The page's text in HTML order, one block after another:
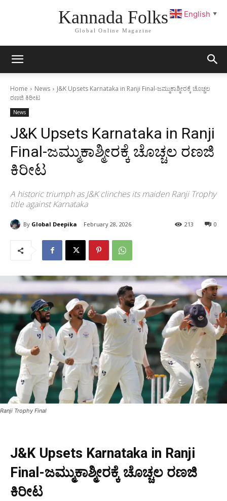
Kannada Folks
Global Online Magazine
Home News
J&K Upsets Karnataka in Ranji Final-ಜಮ್ಮುಕಾಶ್ಮೀರಕ್ಕೆ ಚೊಚ್ಚಲ
ರಣಜಿ ಕಿರೀಟ
News
J&K Upsets Karnataka in Ranji
Final-ಜಮ್ಮುಕಾಶ್ಮೀರಕ್ಕೆ ಚೊಚ್ಚಲ ರಣಜಿ
ಕಿರೀಟ
A historic triumph as J&K clinches its maiden Ranji Trophy
title against Karnataka
By Global Deepika February 28, 2026 0
213
Ranji Trophy Final
J&K Upsets Karnataka in Ranji
Final-ಜಮ್ಮುಕಾಶ್ಮೀರಕ್ಕೆ ಚೊಚ್ಚಲ ರಣಜಿ
ಕಿರೀಟ
English ▼